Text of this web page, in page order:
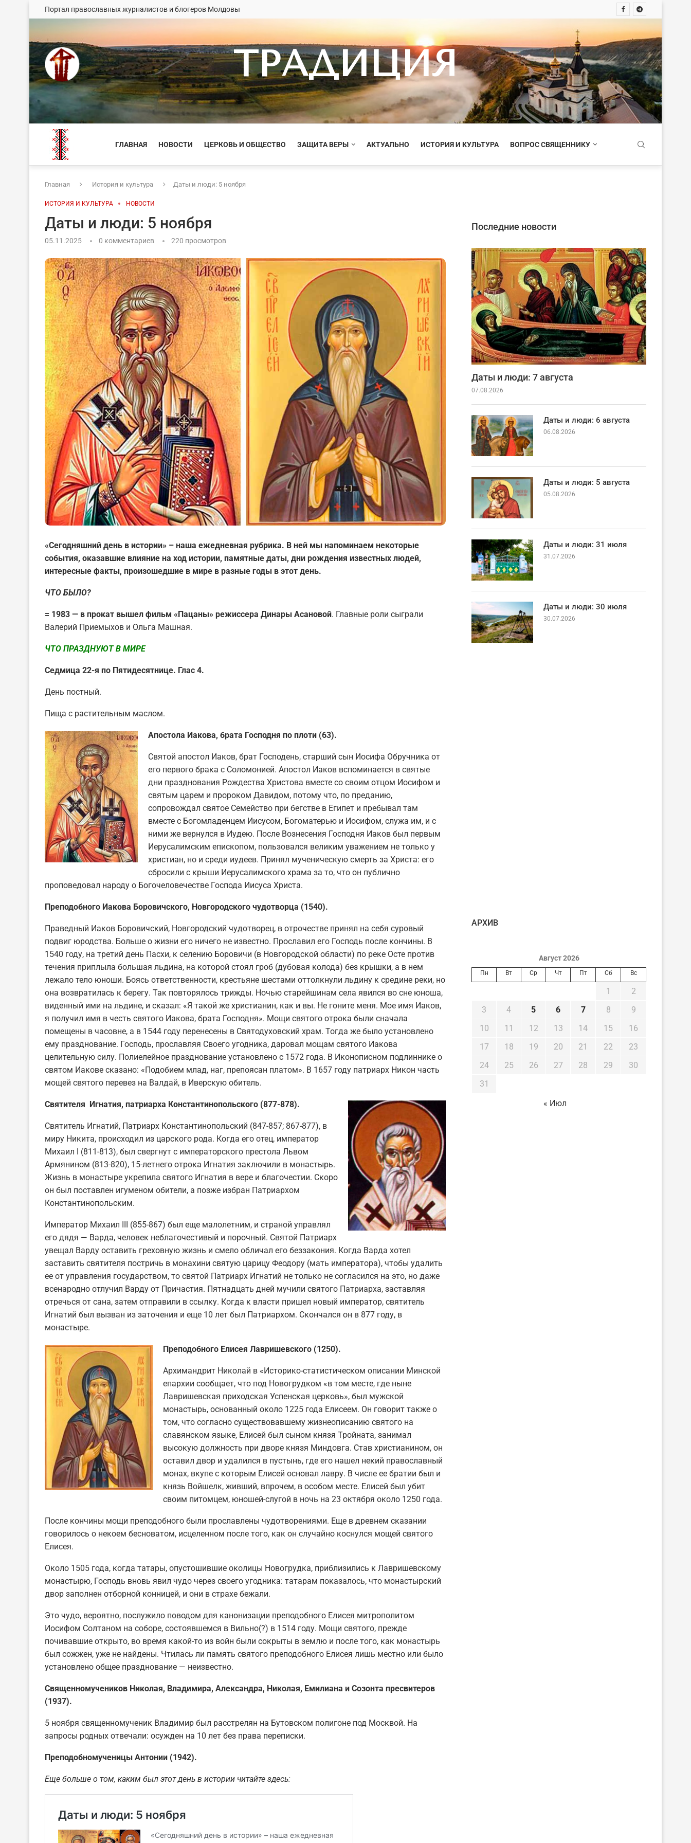
Портал православных журналистов и блогеров Молдовы
ТРАДИЦИЯ
ГЛАВНАЯ НОВОСТИ ЦЕРКОВЬ И ОБЩЕСТВО ЗАЩИТА ВЕРЫ АКТУАЛЬНО ИСТОРИЯ И КУЛЬТУРА ВОПРОС СВЯЩЕННИКУ
Главная История и культура Даты и люди: 5 ноября
ИСТОРИЯ И КУЛЬТУРА НОВОСТИ
Даты и люди: 5 ноября
05.11.2025 0 комментариев 220 просмотров
«Сегодняшний день в истории» – наша ежедневная рубрика. В ней мы напоминаем некоторые
события, оказавшие влияние на ход истории, памятные даты, дни рождения известных людей,
интересные факты, произошедшие в мире в разные годы в этот день.
ЧТО БЫЛО?
= 1983 — в прокат вышел фильм «Пацаны» режиссера Динары Асановой. Главные роли сыграли
Валерий Приемыхов и Ольга Машная.
ЧТО ПРАЗДНУЮТ В МИРЕ
Седмица 22-я по Пятидесятнице. Глас 4.
День постный.
Пища с растительным маслом.
Апостола Иакова, брата Господня по плоти (63).
Святой апостол Иаков, брат Господень, старший сын Иосифа Обручника от
его первого брака с Соломонией. Апостол Иаков вспоминается в святые
дни празднования Рождества Христова вместе со своим отцом Иосифом и
святым царем и пророком Давидом, потому что, по преданию,
сопровождал святое Семейство при бегстве в Египет и пребывал там
вместе с Богомладенцем Иисусом, Богоматерью и Иосифом, служа им, и с
ними же вернулся в Иудею. После Вознесения Господня Иаков был первым
Иерусалимским епископом, пользовался великим уважением не только у
христиан, но и среди иудеев. Принял мученическую смерть за Христа: его
сбросили с крыши Иерусалимского храма за то, что он публично
проповедовал народу о Богочеловечестве Господа Иисуса Христа.
Преподобного Иакова Боровичского, Новгородского чудотворца (1540).
Праведный Иаков Боровичский, Новгородский чудотворец, в отрочестве принял на себя суровый
подвиг юродства. Больше о жизни его ничего не известно. Прославил его Господь после кончины. В
1540 году, на третий день Пасхи, к селению Боровичи (в Новгородской области) по реке Осте против
течения приплыла большая льдина, на которой стоял гроб (дубовая колода) без крышки, а в нем
лежало тело юноши. Боясь ответственности, крестьяне шестами оттолкнули льдину к средине реки, но
она возвратилась к берегу. Так повторялось трижды. Ночью старейшинам села явился во сне юноша,
виденный ими на льдине, и сказал: «Я такой же христианин, как и вы. Не гоните меня. Мое имя Иаков,
я получил имя в честь святого Иакова, брата Господня». Мощи святого отрока были сначала
помещены в часовне, а в 1544 году перенесены в Святодуховский храм. Тогда же было установлено
ему празднование. Господь, прославляя Своего угодника, даровал мощам святого Иакова
целительную силу. Полиелейное празднование установлено с 1572 года. В Иконописном подлиннике о
святом Иакове сказано: «Подобием млад, наг, препоясан платом». В 1657 году патриарх Никон часть
мощей святого перевез на Валдай, в Иверскую обитель.
Святителя Игнатия, патриарха Константинопольского (877-878).
Святитель Игнатий, Патриарх Константинопольский (847-857; 867-877), в
миру Никита, происходил из царского рода. Когда его отец, император
Михаил I (811-813), был свергнут с императорского престола Львом
Армянином (813-820), 15-летнего отрока Игнатия заключили в монастырь.
Жизнь в монастыре укрепила святого Игнатия в вере и благочестии. Скоро
он был поставлен игуменом обители, а позже избран Патриархом
Константинопольским.
Император Михаил III (855-867) был еще малолетним, и страной управлял
его дядя — Варда, человек неблагочестивый и порочный. Святой Патриарх
увещал Варду оставить греховную жизнь и смело обличал его беззакония. Когда Варда хотел
заставить святителя постричь в монахини святую царицу Феодору (мать императора), чтобы удалить
ее от управления государством, то святой Патриарх Игнатий не только не согласился на это, но даже
всенародно отлучил Варду от Причастия. Пятнадцать дней мучили святого Патриарха, заставляя
отречься от сана, затем отправили в ссылку. Когда к власти пришел новый император, святитель
Игнатий был вызван из заточения и еще 10 лет был Патриархом. Скончался он в 877 году, в
монастыре.
Преподобного Елисея Лавришевского (1250).
Архимандрит Николай в «Историко-статистическом описании Минской
епархии сообщает, что под Новогрудком «в том месте, где ныне
Лавришевская приходская Успенская церковь», был мужской
монастырь, основанный около 1225 года Елисеем. Он говорит также о
том, что согласно существовавшему жизнеописанию святого на
славянском языке, Елисей был сыном князя Тройната, занимал
высокую должность при дворе князя Миндовга. Став христианином, он
оставил двор и удалился в пустынь, где его нашел некий православный
монах, вкупе с которым Елисей основал лавру. В числе ее братии был и
князь Войшелк, живший, впрочем, в особом месте. Елисей был убит
своим питомцем, юношей-слугой в ночь на 23 октября около 1250 года.
После кончины мощи преподобного были прославлены чудотворениями. Еще в древнем сказании
говорилось о некоем бесноватом, исцеленном после того, как он случайно коснулся мощей святого
Елисея.
Около 1505 года, когда татары, опустошившие околицы Новогрудка, приблизились к Лавришевскому
монастырю, Господь вновь явил чудо через своего угодника: татарам показалось, что монастырский
двор заполнен отборной конницей, и они в страхе бежали.
Это чудо, вероятно, послужило поводом для канонизации преподобного Елисея митрополитом
Иосифом Солтаном на соборе, состоявшемся в Вильно(?) в 1514 году. Мощи святого, прежде
почивавшие открыто, во время какой-то из войн были сокрыты в землю и после того, как монастырь
был сожжен, уже не найдены. Чтилась ли память святого преподобного Елисея лишь местно или было
установлено общее празднование — неизвестно.
Священномучеников Николая, Владимира, Александра, Николая, Емилиана и Созонта пресвитеров
(1937).
5 ноября священномученик Владимир был расстрелян на Бутовском полигоне под Москвой. На
запросы родных отвечали: осужден на 10 лет без права переписки.
Преподобномученицы Антонии (1942).
Еще больше о том, каким был этот день в истории читайте здесь:
Последние новости
Даты и люди: 7 августа
07.08.2026
Даты и люди: 6 августа
06.08.2026
Даты и люди: 5 августа
05.08.2026
Даты и люди: 31 июля
31.07.2026
Даты и люди: 30 июля
30.07.2026
AРХИВ
Август 2026
Пн Вт Ср Чт Пт Сб Вс
1
2
3
4 5 6 7 8
9
10
11 12 13 14 15
16
17
18 19 20 21 22
23
24
25 26 27 28 29
30
31
« Июл